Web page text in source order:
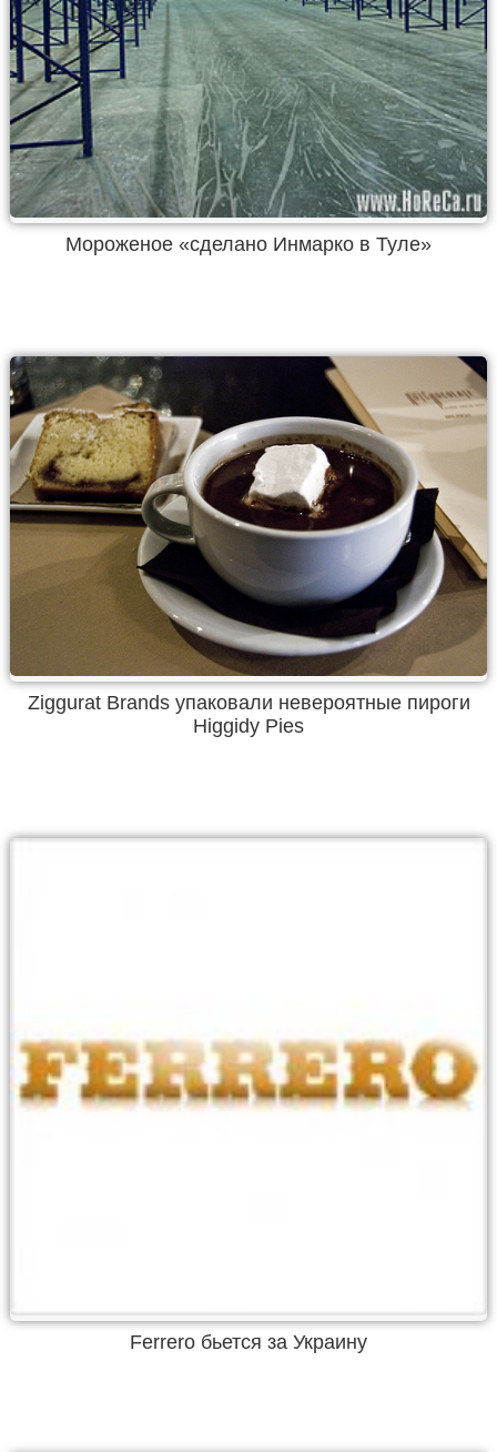
Мороженое «сделано Инмарко в Туле»
Ziggurat Brands упаковали невероятные пироги
Higgidy Pies
Ferrero бьется за Украину